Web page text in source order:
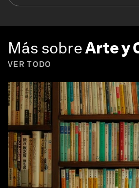
Más sobreArte y
VER TODO